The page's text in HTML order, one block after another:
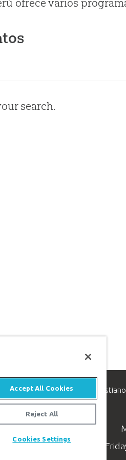
ofrece varios
search.
dedicado a ayudar a los
Available
Accept All Cookies
Reject All
Cookies Settings